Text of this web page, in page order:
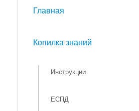
Новости
Главная
Копилка знаний
Инструкции
ЕСПД